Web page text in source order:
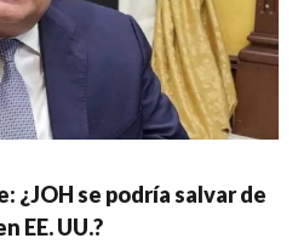
¿JOH se podría salvar de
EE. UU.?